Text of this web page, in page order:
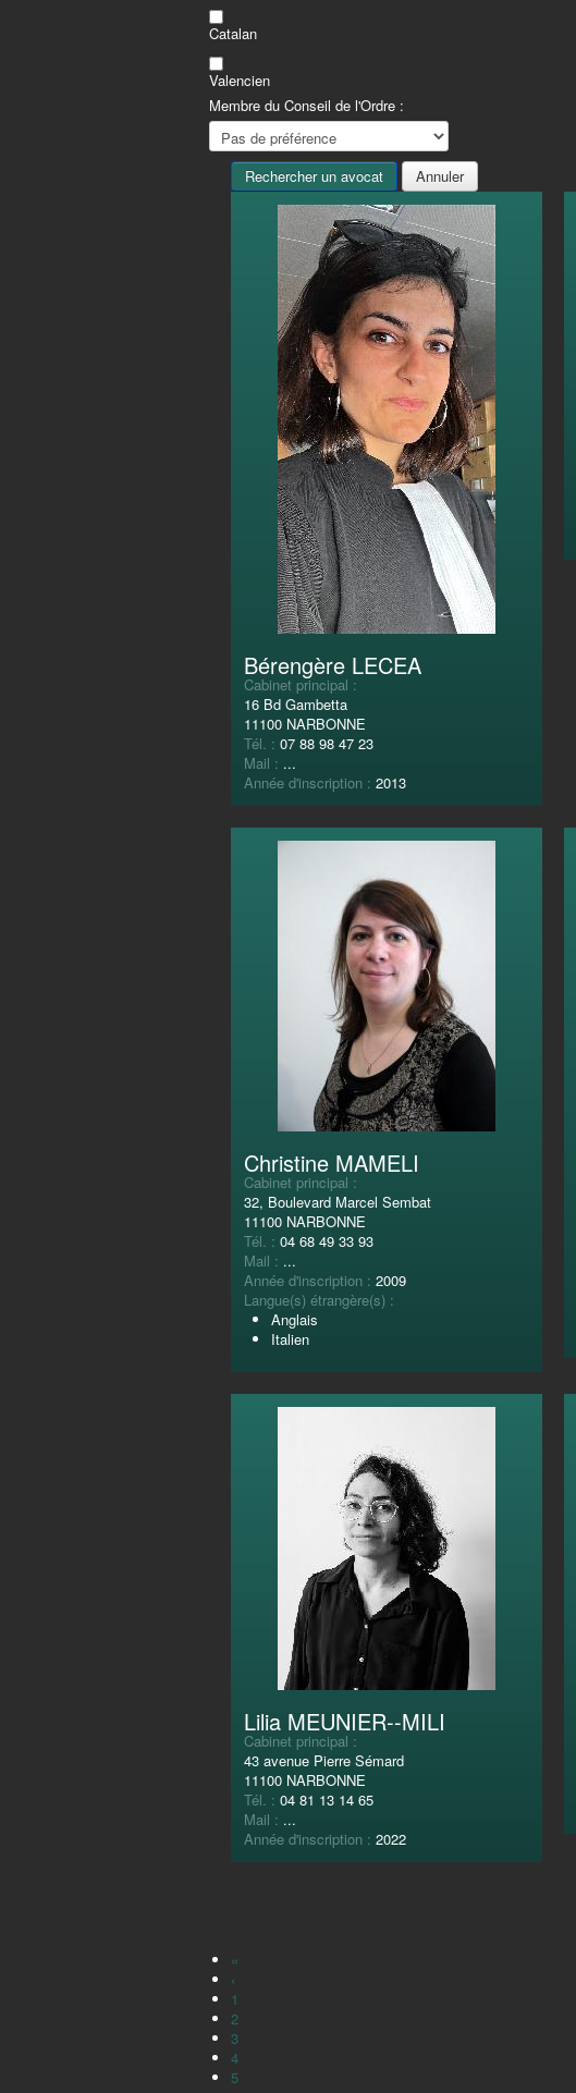
Catalan
Valencien
Membre du Conseil de l'Ordre :
Bérengère LECEA
Cabinet principal :
16 Bd Gambetta
11100 NARBONNE
Tél. : 07 88 98 47 23
Mail : ...
Année d'inscription : 2013
Christine MAMELI
Cabinet principal :
32, Boulevard Marcel Sembat
11100 NARBONNE
Tél. : 04 68 49 33 93
Mail : ...
Année d'inscription : 2009
Langue(s) étrangère(s) :
Anglais
Italien
Lilia MEUNIER--MILI
Cabinet principal :
43 avenue Pierre Sémard
11100 NARBONNE
Tél. : 04 81 13 14 65
Mail : ...
Année d'inscription : 2022
«
‹
1
2
3
4
5